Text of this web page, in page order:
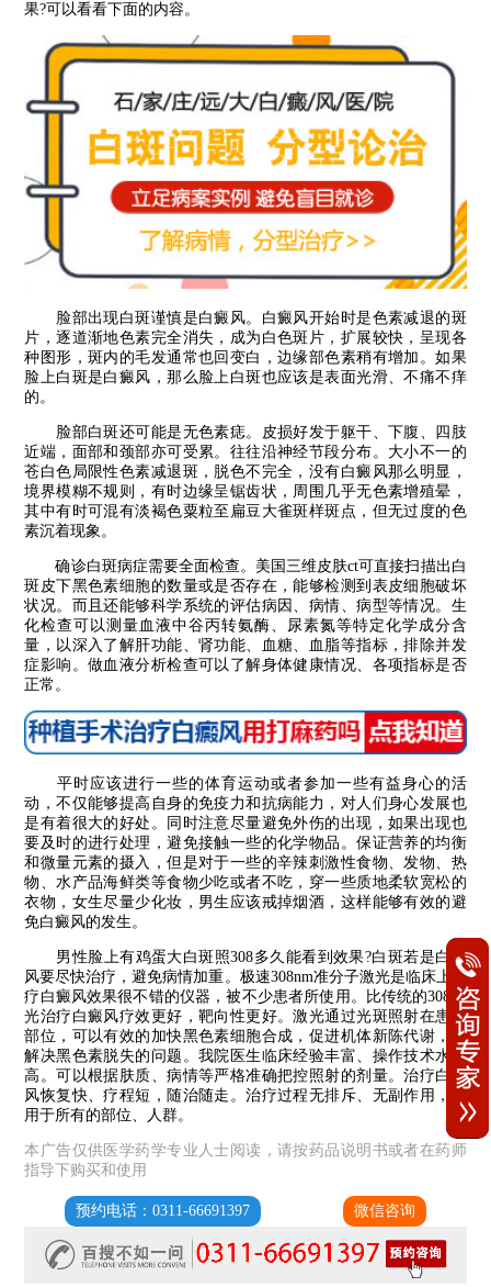
果?可以看看下面的内容。
脸部出现白斑谨慎是白癜风。白癜风开始时是色素减退的斑
片，逐道渐地色素完全消失，成为白色斑片，扩展较快，呈现各
种图形，斑内的毛发通常也回变白，边缘部色素稍有增加。如果
脸上白斑是白癜风，那么脸上白斑也应该是表面光滑、不痛不痒
的。
脸部白斑还可能是无色素痣。皮损好发于躯干、下腹、四肢
近端，面部和颈部亦可受累。往往沿神经节段分布。大小不一的
苍白色局限性色素减退斑，脱色不完全，没有白癜风那么明显，
境界模糊不规则，有时边缘呈锯齿状，周围几乎无色素增殖晕，
其中有时可混有淡褐色粟粒至扁豆大雀斑样斑点，但无过度的色
素沉着现象。
确诊白斑病症需要全面检查。美国三维皮肤ct可直接扫描出白
斑皮下黑色素细胞的数量或是否存在，能够检测到表皮细胞破坏
状况。而且还能够科学系统的评估病因、病情、病型等情况。生
化检查可以测量血液中谷丙转氨酶、尿素氮等特定化学成分含
量，以深入了解肝功能、肾功能、血糖、血脂等指标，排除并发
症影响。做血液分析检查可以了解身体健康情况、各项指标是否
正常。
平时应该进行一些的体育运动或者参加一些有益身心的活
动，不仅能够提高自身的免疫力和抗病能力，对人们身心发展也
是有着很大的好处。同时注意尽量避免外伤的出现，如果出现也
要及时的进行处理，避免接触一些的化学物品。保证营养的均衡
和微量元素的摄入，但是对于一些的辛辣刺激性食物、发物、热
物、水产品海鲜类等食物少吃或者不吃，穿一些质地柔软宽松的
衣物，女生尽量少化妆，男生应该戒掉烟酒，这样能够有效的避
免白癜风的发生。
男性脸上有鸡蛋大白斑照308多久能看到效果?白斑若是白癜
风要尽快治疗，避免病情加重。极速308nm准分子激光是临床上治
疗白癜风效果很不错的仪器，被不少患者所使用。比传统的308激
光治疗白癜风疗效更好，靶向性更好。激光通过光斑照射在患病
部位，可以有效的加快黑色素细胞合成，促进机体新陈代谢，来
解决黑色素脱失的问题。我院医生临床经验丰富、操作技术水平
高。可以根据肤质、病情等严格准确把控照射的剂量。治疗白癜
风恢复快、疗程短，随治随走。治疗过程无排斥、无副作用，适
用于所有的部位、人群。
本广告仅供医学药学专业人士阅读，请按药品说明书或者在药师
指导下购买和使用
预约电话：0311-66691397 微信咨询